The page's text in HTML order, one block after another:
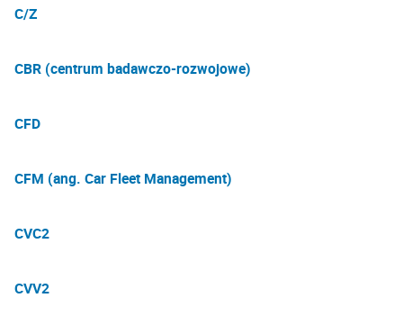
C/Z
CBR (centrum badawczo-rozwojowe)
CFD
CFM (ang. Car Fleet Management)
CVC2
CVV2